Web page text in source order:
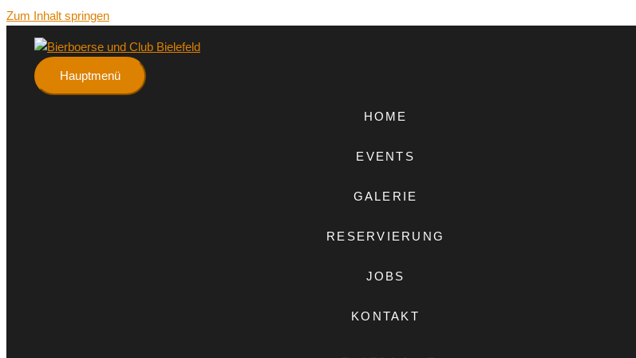
Zum Inhalt springen
Hauptmenü
HOME
EVENTS
GALERIE
RESERVIERUNG
JOBS
KONTAKT